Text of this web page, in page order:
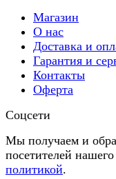
Магазин
О нас
Доставка и
Гарантия и
Контакты
Оферта
Соцсети
Мы получаем и
посетителей
политикой.